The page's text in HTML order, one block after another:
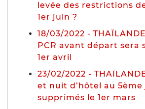
levée des restrictions
1er juin ?
18/03/2022 -
PCR avant départ sera
1er avril
23/02/2022 -
et nuit d’hôtel au
supprimés le 1er mars